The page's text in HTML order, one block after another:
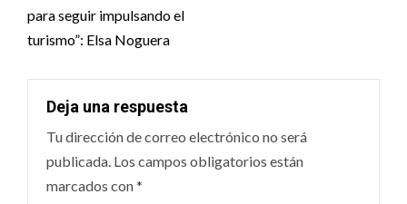
para seguir impulsando el
turismo”: Elsa Noguera
Deja una respuesta
Tu dirección de correo electrónico no será
publicada. Los campos obligatorios están
marcados con*